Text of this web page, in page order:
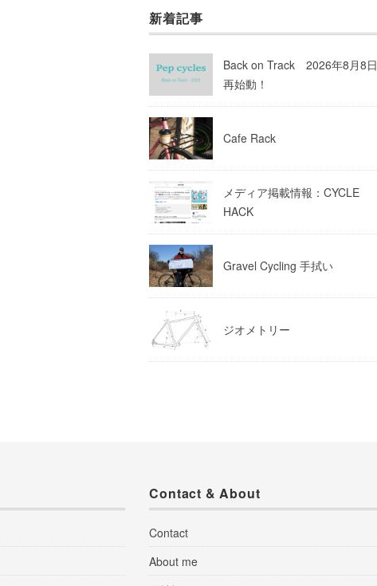
今週はお知らせがいっぱいあるのでチェ
ックしてて下さいね！
10 Twitter
Load More
新着記事
Back on Track 2026年8月8日
再始動！
Cafe Rack
メディア掲載情報：CYCLE
HACK
Gravel Cycling 手拭い
ジオメトリー
Contact & About
Contact
About me